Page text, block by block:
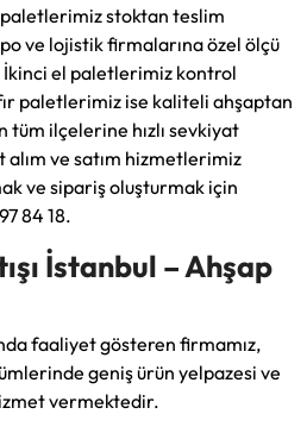
stoktan teslim
ve lojistik firmalarına özel ölçü
İkinci el paletlerimiz kontrol
paletlerimiz ise kaliteli ahşaptan
tüm ilçelerine hızlı sevkiyat
alım ve satım hizmetlerimiz
ve sipariş oluşturmak için
84 18.
İstanbul – Ahşap
faaliyet gösteren firmamız,
geniş ürün yelpazesi ve
vermektedir.